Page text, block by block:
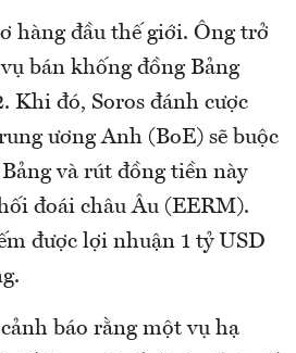
hàng đầu thế giới. Ông trở
bán khống đồng Bảng
Khi đó, Soros đánh cược
ương Anh (BoE) sẽ buộc
và rút đồng tiền này
đoái châu Âu (EERM).
được lợi nhuận 1 tỷ USD
báo rằng một vụ hạ